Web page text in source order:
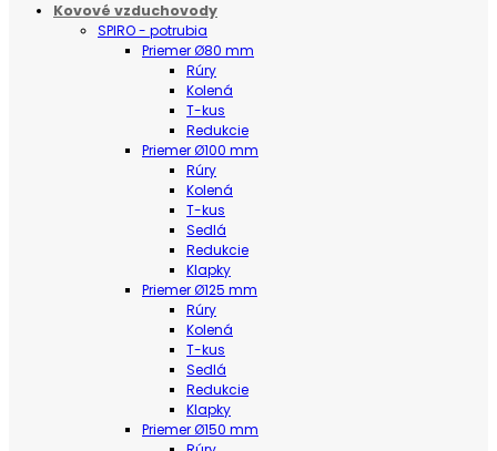
Kovové vzduchovody
SPIRO - potrubia
Priemer Ø80 mm
Rúry
Kolená
T-kus
Redukcie
Priemer Ø100 mm
Rúry
Kolená
T-kus
Sedlá
Redukcie
Klapky
Priemer Ø125 mm
Rúry
Kolená
T-kus
Sedlá
Redukcie
Klapky
Priemer Ø150 mm